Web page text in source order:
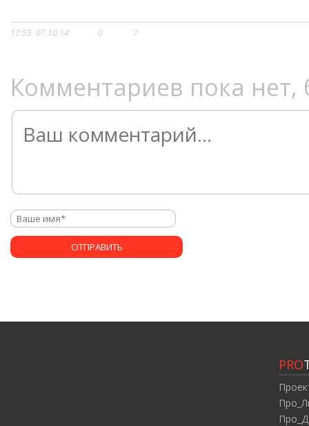
17:55 07.10.14 0 7
Комментариев пока нет,
PRO